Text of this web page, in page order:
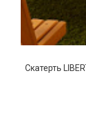
Скатерть